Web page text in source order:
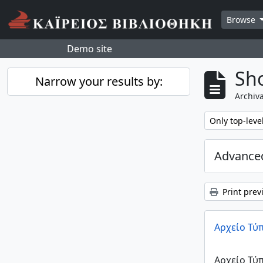
Skip to main content
Browse
Demo site
Narrow your results by:
Remove filter:
Only top-
Print
Αρχείο
Αρχείο